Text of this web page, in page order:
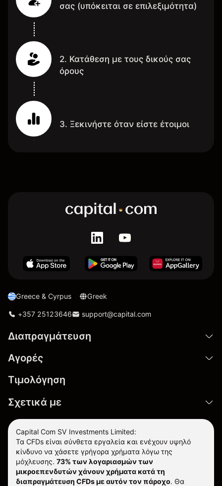
σας (υπόκειται σε επιλεξιμότητα)
2. Κατάθεση με τους δικούς σας
όρους
3. Ξεκινήστε όταν είστε έτοιμοι
Greece & Cyrpus Greek
+357 25123646 support@capital.com
Διαπραγμάτευση
Αγορές
Τιμολόγηση
Σχετικά με
Capital Com SV Investments Limited:
Τα CFDs είναι σύνθετα εργαλεία και ενέχουν υψηλό
κίνδυνο να χάσετε γρήγορα χρήματα λόγω της
μόχλευσης. 73% των λογαριασμών των
μικροεπενδυτών χάνουν χρήματα κατά τη
διαπραγμάτευση CFDs με αυτόν τον πάροχο. Θα